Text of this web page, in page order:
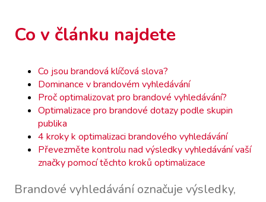
Co v článku najdete
Co jsou brandová klíčová slova?
Dominance v brandovém vyhledávání
Proč optimalizovat pro brandové vyhledávání?
Optimalizace pro brandové dotazy podle skupin
publika
4 kroky k optimalizaci brandového vyhledávání
Převezměte kontrolu nad výsledky vyhledávání vaší
značky pomocí těchto kroků optimalizace
Brandové vyhledávání označuje výsledky,